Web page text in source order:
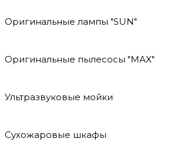
Оригинальные лампы "SUN"
Оригинальные пылесосы "MAX"
Ультразвуковые мойки
Сухожаровые шкафы